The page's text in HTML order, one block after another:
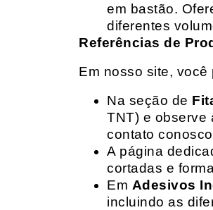
em bastão.
diferentes
Referências de
Em nosso site,
Na seção de
TNT) e observe
contato
A página
cortadas e
Em Adesivos
incluindo as